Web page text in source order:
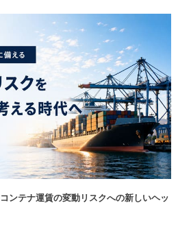
ンテナ運賃の変動リスクへの新しいヘッ